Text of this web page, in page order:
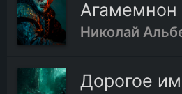
Николай
Дорогое